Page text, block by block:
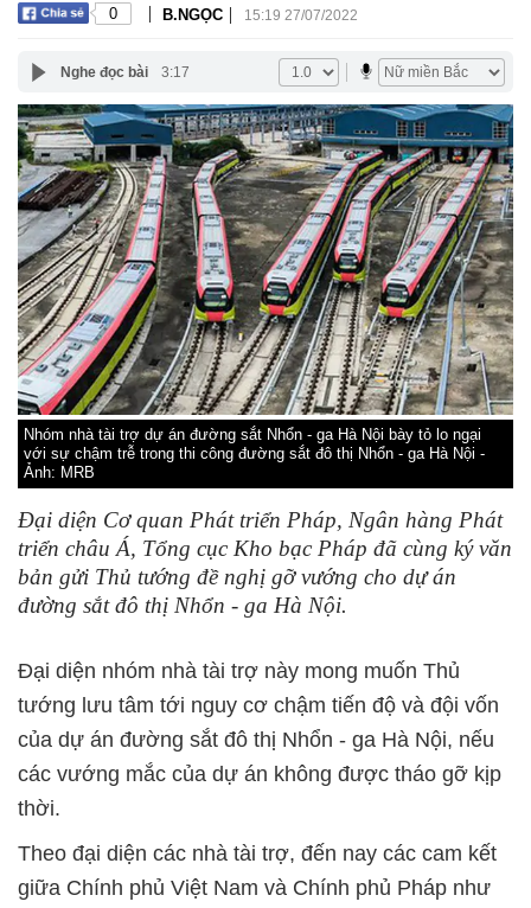
0 | B.NGỌC | 15:19 27/07/2022
Nghe đọc bài 3:17
Nhóm nhà tài trợ dự án đường sắt Nhổn - ga Hà Nội bày tỏ lo ngại
với sự chậm trễ trong thi công đường sắt đô thị Nhổn - ga Hà Nội -
Ảnh: MRB
Đại diện Cơ quan Phát triển Pháp, Ngân hàng Phát
triển châu Á, Tổng cục Kho bạc Pháp đã cùng ký văn
bản gửi Thủ tướng đề nghị gỡ vướng cho dự án
đường sắt đô thị Nhổn - ga Hà Nội.
Đại diện nhóm nhà tài trợ này mong muốn Thủ
tướng lưu tâm tới nguy cơ chậm tiến độ và đội vốn
của dự án đường sắt đô thị Nhổn - ga Hà Nội, nếu
các vướng mắc của dự án không được tháo gỡ kịp
thời.
Theo đại diện các nhà tài trợ, đến nay các cam kết
giữa Chính phủ Việt Nam và Chính phủ Pháp như